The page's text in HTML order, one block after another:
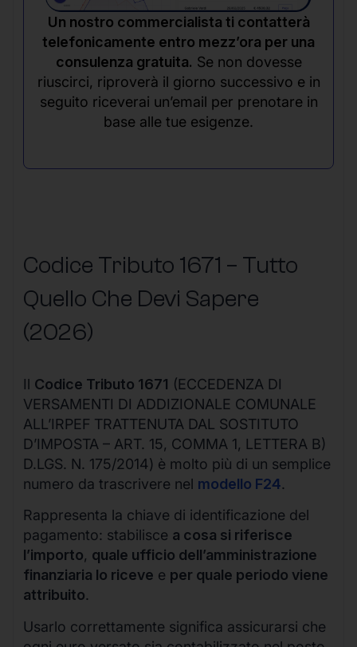
Un nostro commercialista ti contatterà
telefonicamente entro mezz’ora per una
consulenza gratuita. Se non dovesse
riuscirci, riproverà il giorno successivo e in
seguito riceverai un’email per prenotare in
base alle tue esigenze.
Codice Tributo 1671 – Tutto
Quello Che Devi Sapere
(2026)
Il Codice Tributo 1671 (ECCEDENZA DI
VERSAMENTI DI ADDIZIONALE COMUNALE
ALL’IRPEF TRATTENUTA DAL SOSTITUTO
D’IMPOSTA – ART. 15, COMMA 1, LETTERA B)
D.LGS. N. 175/2014) è molto più di un semplice
numero da trascrivere nel modello F24.
Rappresenta la chiave di identificazione del
pagamento: stabilisce a cosa si riferisce
l’importo, quale ufficio dell’amministrazione
finanziaria lo riceve e per quale periodo viene
attribuito.
Usarlo correttamente significa assicurarsi che